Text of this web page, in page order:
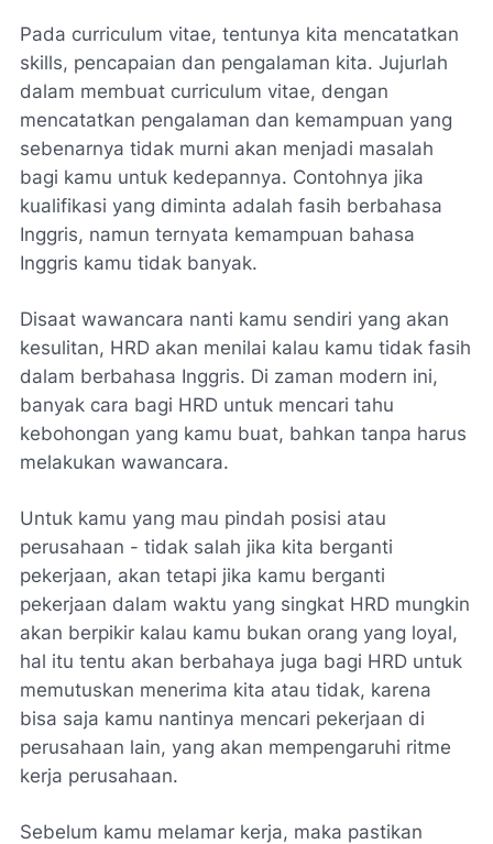
Pada curriculum vitae, tentunya kita mencatatkan
skills, pencapaian dan pengalaman kita. Jujurlah
dalam membuat curriculum vitae, dengan
mencatatkan pengalaman dan kemampuan yang
sebenarnya tidak murni akan menjadi masalah
bagi kamu untuk kedepannya. Contohnya jika
kualifikasi yang diminta adalah fasih berbahasa
Inggris, namun ternyata kemampuan bahasa
Inggris kamu tidak banyak.
Disaat wawancara nanti kamu sendiri yang akan
kesulitan, HRD akan menilai kalau kamu tidak fasih
dalam berbahasa Inggris. Di zaman modern ini,
banyak cara bagi HRD untuk mencari tahu
kebohongan yang kamu buat, bahkan tanpa harus
melakukan wawancara.
Untuk kamu yang mau pindah posisi atau
perusahaan - tidak salah jika kita berganti
pekerjaan, akan tetapi jika kamu berganti
pekerjaan dalam waktu yang singkat HRD mungkin
akan berpikir kalau kamu bukan orang yang loyal,
hal itu tentu akan berbahaya juga bagi HRD untuk
memutuskan menerima kita atau tidak, karena
bisa saja kamu nantinya mencari pekerjaan di
perusahaan lain, yang akan mempengaruhi ritme
kerja perusahaan.
Sebelum kamu melamar kerja, maka pastikan